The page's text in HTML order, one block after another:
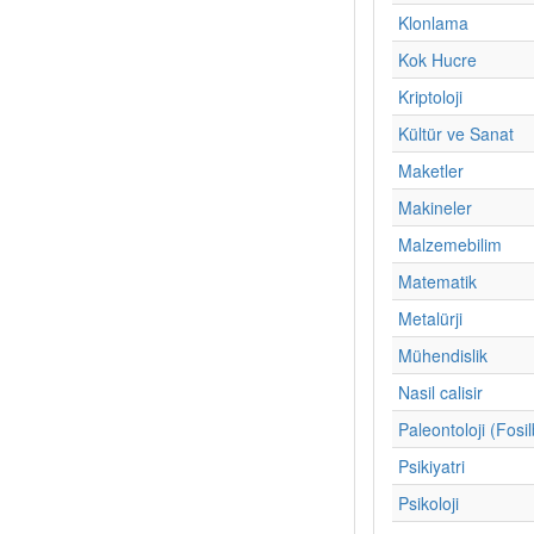
Klonlama
Kok Hucre
Kriptoloji
Kültür ve Sanat
Maketler
Makineler
Malzemebilim
Matematik
Metalürji
Mühendislik
Nasil calisir
Paleontoloji
Psikiyatri
Psikoloji